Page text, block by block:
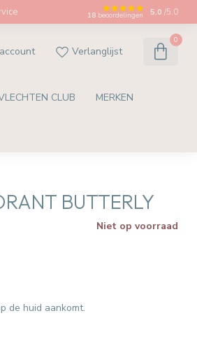
18 beoordelingen 5.0 /5.0
Verlanglijst
0
CLUB MERKEN
BUTTERLY
Niet op voorraad
de huid aankomt.